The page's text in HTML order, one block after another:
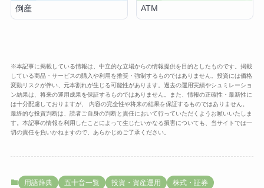
倒産 ATM
※本記事に掲載している情報は、中立的な立場からの情報提供を目的としたものです。掲載
している商品・サービスの購入や利用を推奨・強制するものではありません。投資には価格
変動リスクが伴い、元本割れが生じる可能性があります。過去の運用実績やシュミレーショ
ン結果は、将来の運用成果を保証するものではありません。また、情報の正確性・最新性に
は十分配慮しておりますが、 内容の完全性や将来の結果を保証するものではありません。
最終的な投資判断は、読者ご自身の判断と責任において行っていただくようお願いいたしま
す。本記事の情報を利用したことによって生じたいかなる損害についても、当サイトでは一
切の責任を負いかねますので、あらかじめご了承ください。
用語辞典 五十音一覧 投資・資産運用
株式・証券